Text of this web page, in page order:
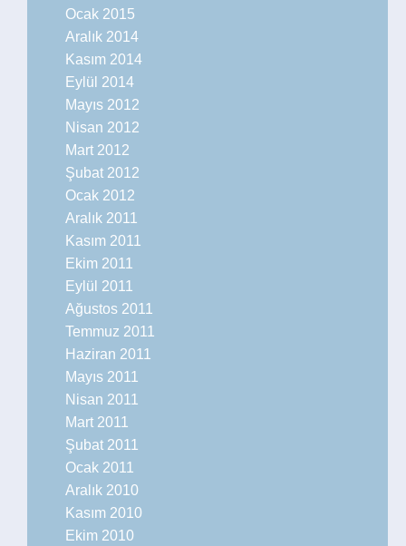
Ocak 2015
Aralık 2014
Kasım 2014
Eylül 2014
Mayıs 2012
Nisan 2012
Mart 2012
Şubat 2012
Ocak 2012
Aralık 2011
Kasım 2011
Ekim 2011
Eylül 2011
Ağustos 2011
Temmuz 2011
Haziran 2011
Mayıs 2011
Nisan 2011
Mart 2011
Şubat 2011
Ocak 2011
Aralık 2010
Kasım 2010
Ekim 2010